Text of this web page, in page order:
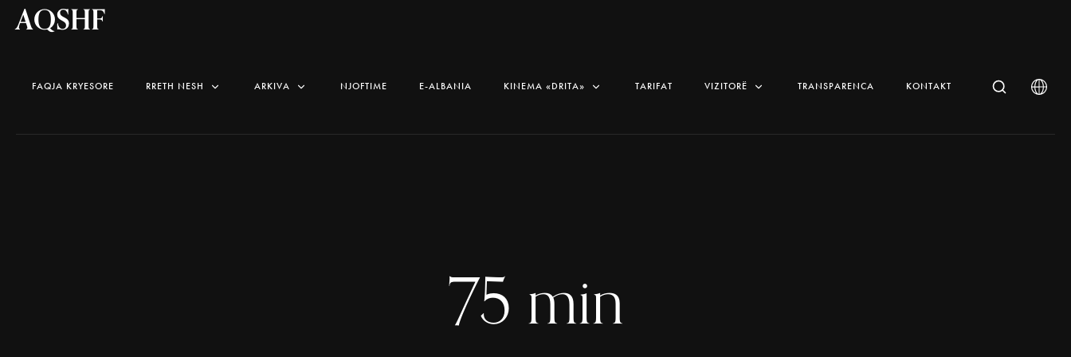
AQSHF
FAQJA KRYESORE RRETH NESH ARKIVA NJOFTIME E-ALBANIA KINEMA «DRITA» TARIFAT VIZITORË TRANSPARENCA KONTAKT
75 min